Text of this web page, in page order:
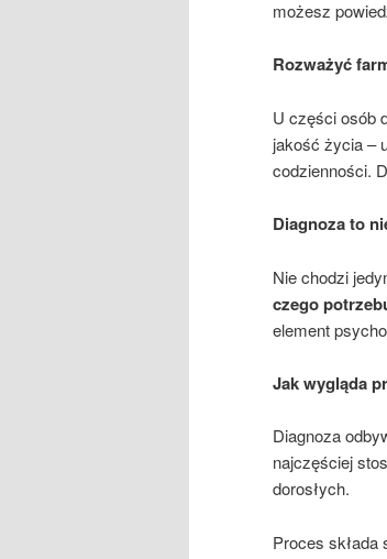
możesz
Rozważyć
U części osób
jakość życia –
codzienności.
Diagnoza to
Nie chodzi
czego
element
Jak wygląda
Diagnoza
najczęściej
dorosłych.
Proces składa